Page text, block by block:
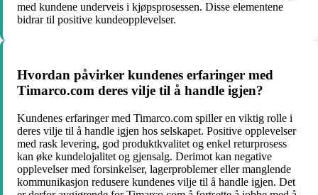
med kundene underveis i kjøpsprosessen. Disse elementene
bidrar til positive kundeopplevelser.
Hvordan påvirker kundenes erfaringer med
Timarco.com deres vilje til å handle igjen?
Kundenes erfaringer med Timarco.com spiller en viktig rolle i
deres vilje til å handle igjen hos selskapet. Positive opplevelser
med rask levering, god produktkvalitet og enkel returprosess
kan øke kundelojalitet og gjensalg. Derimot kan negative
opplevelser med forsinkelser, lagerproblemer eller manglende
kommunikasjon redusere kundenes vilje til å handle igjen. Det